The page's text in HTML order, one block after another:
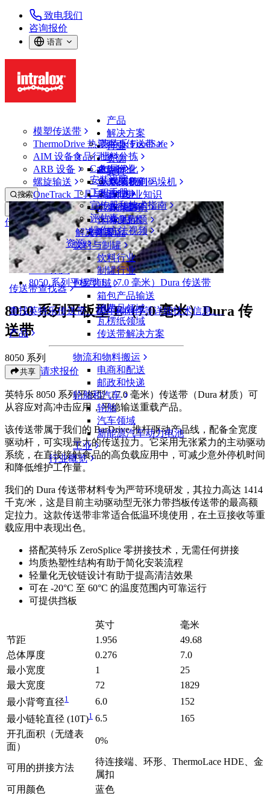
致电我们
咨询报价
语言
产品
模塑传送带
ThermoDrive 热塑驱动传送带
AIM 设备
ARB 设备
螺旋输送
OneTrack 工具与组件
传送带查找器
查找英特乐传送带、部件和附件等详细技术信息。
产品
解决方案
英特乐 FoodSafe
批料分拣
布局优化
从包装机到码垛机
专业知识
服务
技术
解决方案
行业
食品行业
禽肉行业
鱼类和海鲜
果蔬行业
烘焙行业
休闲食品
乳制品
饮料与制罐
饮料行业
制罐行业
包装领域
箱包产品输送
消费品领域
瓦楞纸领域
传送带解决方案
物流和物料搬运
电商和配送
邮政和快递
轮胎和汽车
轮胎
汽车领域
新能源汽车动力电池
工业
行业概览
资源
CalcLab
安装说明
工程手册
宣传册和技术指南
评估表
操作方法视频
资源
支持
联系我们
保证
政策声明
常见问题
支持
搜索
打开菜单
传送带查找器
传送带查找器
ThermoDrive 热塑驱动传送带
8050 系列
8050 系列平板型 E（7.0 毫米）Dura 传送带
8050 系列平板型 E（7.0 毫米）Dura 传
送带
8050 系列
共享 请求报价
英特乐 8050 系列平板型（7.0 毫米）传送带（Dura 材质）可
从容应对高冲击应用，平稳输送重载产品。
该传送带属于我们的 BarDrive 推杆驱动产品线，配备全宽度
驱动杆，可实现最大的传送拉力。它采用无张紧力的主动驱动
系统，在直接接触食品的高负载应用中，可减少意外停机时间
和降低维护工作量。
我们的 Dura 传送带材料专为严苛环境研发，其拉力高达 1414
千克/米，这是目前主动驱动型无张力带挡板传送带的最高额
定拉力。这款传送带非常适合低温环境使用，在土豆接收等重
载应用中表现出色。
搭配英特乐 ZeroSplice 零拼接技术，无需任何拼接
均质热塑性结构有助于简化安装流程
轻量化无铰链设计有助于提高清洁效果
可在 -20°C 至 60°C 的温度范围内可靠运行
可提供挡板
英寸
毫米
节距
1.956
49.68
总体厚度
0.276
7.0
最小宽度
1
25
最大宽度
72
1829
最小背弯直径1 6.0
152
最小链轮直径 (10T)1 6.5
165
开孔面积（无缝表
面）
0%
可用的拼接方法
待连接端、环形、ThermoLace HDE、金
属扣
可用颜色
蓝色